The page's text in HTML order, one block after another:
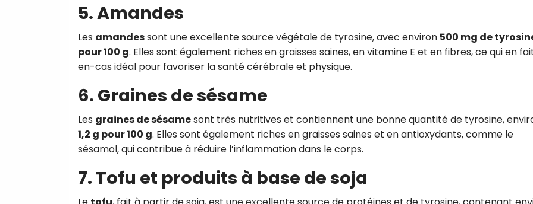
5. Amandes
Les amandessont une excellente source végétale de tyrosine, avec environ 500 mg de
pour 100 g. Elles sont également riches en graisses saines, en vitamine E et en fibres, ce qui en
en-cas idéal pour favoriser la santé cérébrale et physique.
6. Graines de sésame
Les graines de sésamesont très nutritives et contiennent une bonne quantité de tyrosine,
1,2 g pour 100 g. Elles sont également riches en graisses saines et en antioxydants, comme le
sésamol, qui contribue à réduire l’inflammation dans le corps.
7. Tofu et produits à base de soja